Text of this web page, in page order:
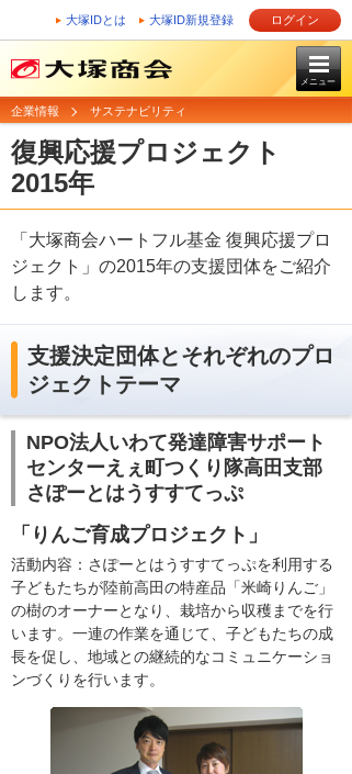
大塚IDとは 大塚ID新規登録 ログイン
メニュー
企業情報 サステナビリティ
復興応援プロジェクト
2015年
「大塚商会ハートフル基金 復興応援プロ
ジェクト」の2015年の支援団体をご紹介
します。
支援決定団体とそれぞれのプロ
ジェクトテーマ
NPO法人いわて発達障害サポート
センターえぇ町つくり隊高田支部
さぽーとはうすすてっぷ
「りんご育成プロジェクト」
活動内容：さぽーとはうすすてっぷを利用する
子どもたちが陸前高田の特産品「米崎りんご」
の樹のオーナーとなり、栽培から収穫までを行
います。一連の作業を通じて、子どもたちの成
長を促し、地域との継続的なコミュニケーショ
ンづくりを行います。